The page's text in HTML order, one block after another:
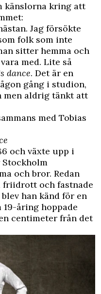
känslorna kring att
Jag försökte
folk som inte
sitter hemma och
med. Lite så
dance. Det är en
gång i studion,
men aldrig tänkt att
med Tobias
och växte upp i
och bror. Redan
friidrott och fastnade
han känd för en
åring hoppade
centimeter från det